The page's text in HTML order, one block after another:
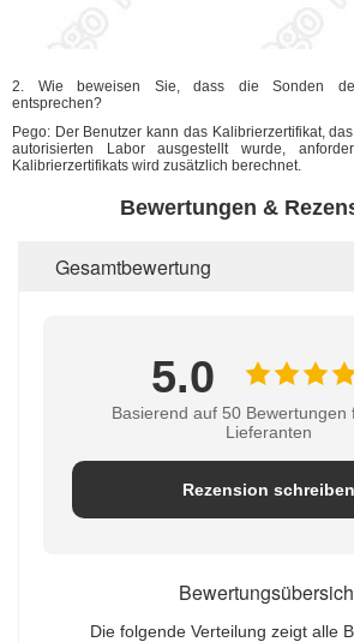
2. Wie beweisen Sie, dass die Sonden
entsprechen?
Pego: Der Benutzer kann das Kalibrierzertifikat,
autorisierten Labor ausgestellt wurde,
Kalibrierzertifikats wird zusätzlich berechnet.
Bewertungen &
Gesamtbewertung
5.0
Basierend auf 50 Bewertungen
Lieferanten
Rezension schreiben
Die folgende Verteilung zeigt alle